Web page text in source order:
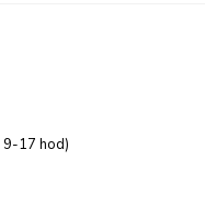
9-17 hod)